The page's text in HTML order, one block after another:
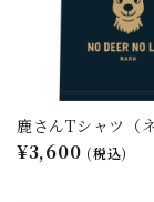
鹿さんTシャツ（
¥3,600 (税込)
キーワード
カテゴリー